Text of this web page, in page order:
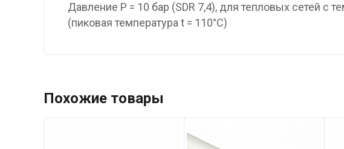
Давление P = 10 бар (SDR 7,4), для тепловых сетей с
(пиковая температура t = 110°С)
Похожие товары